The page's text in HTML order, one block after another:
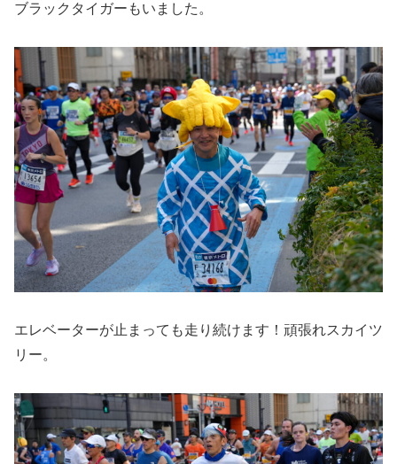
ブラックタイガーもいました。
エレベーターが止まっても走り続けます！頑張れスカイツ
リー。